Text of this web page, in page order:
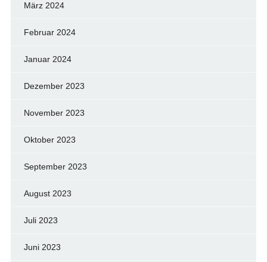
März 2024
Februar 2024
Januar 2024
Dezember 2023
November 2023
Oktober 2023
September 2023
August 2023
Juli 2023
Juni 2023